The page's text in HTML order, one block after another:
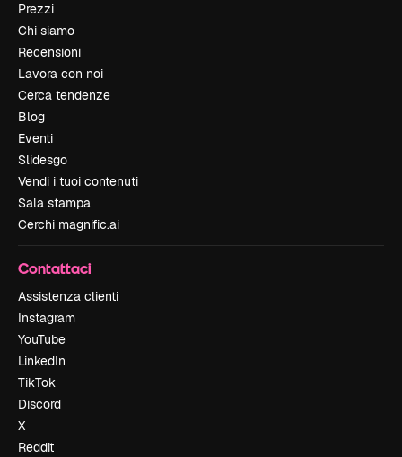
Prezzi
Chi siamo
Recensioni
Lavora con noi
Cerca tendenze
Blog
Eventi
Slidesgo
Vendi i tuoi contenuti
Sala stampa
Cerchi magnific.ai
Contattaci
Assistenza clienti
Instagram
YouTube
LinkedIn
TikTok
Discord
X
Reddit